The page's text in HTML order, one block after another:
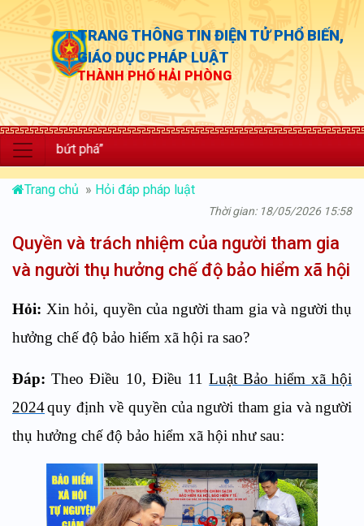
TRANG THÔNG TIN ĐIỆN TỬ PHỔ BIẾN,
GIÁO DỤC PHÁP LUẬT
THÀNH PHỐ HẢI PHÒNG
phá”
Trang chủ » Hỏi đáp pháp luật
Thời gian: 18/05/2026 15:58
Quyền và trách nhiệm của người tham gia
và người thụ hưởng chế độ bảo hiểm xã hội
Hỏi: Xin hỏi, quyền của người tham gia và người thụ
hưởng chế độ bảo hiểm xã hội ra sao?
Đáp: Theo Điều 10, Điều 11Luật Bảo hiểm xã hội
2024quy định về quyền của người tham gia và người
thụ hưởng chế độ bảo hiểm xã hội như sau: